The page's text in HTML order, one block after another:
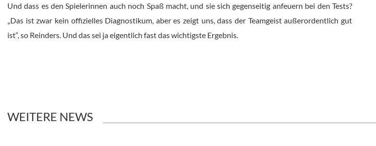
Und dass es den Spielerinnen auch noch Spaß macht, und sie sich gegenseitig anfeuern bei den Tests?
„Das ist zwar kein offizielles Diagnostikum, aber es zeigt uns, dass der Teamgeist außerordentlich gut
ist“, so Reinders. Und das sei ja eigentlich fast das wichtigste Ergebnis.
WEITERE NEWS